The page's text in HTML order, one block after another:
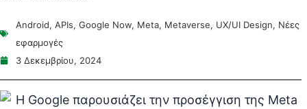
Android, APIs, Google Now, Meta, Metaverse, UX/UI Design, Νέες
εφαρμογές
3 Δεκεμβρίου, 2024